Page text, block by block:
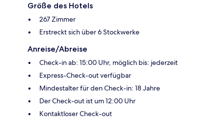
Größe des Hotels
267 Zimmer
Erstreckt sich über 6 Stockwerke
Anreise/Abreise
Check-in ab: 15:00 Uhr, möglich bis: jederzeit
Express-Check-out verfügbar
Mindestalter für den Check-in: 18 Jahre
Der Check-out ist um 12:00 Uhr
Kontaktloser Check-out